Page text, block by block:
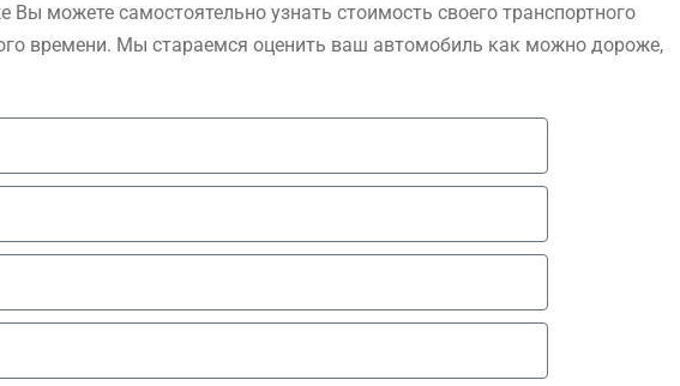
можете самостоятельно узнать стоимость своего транспортного
времени. Мы стараемся оценить ваш автомобиль как можно дороже,